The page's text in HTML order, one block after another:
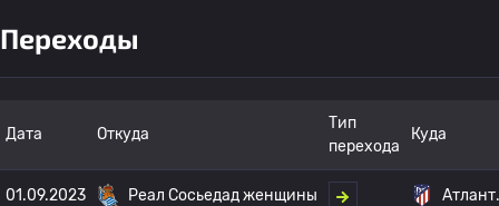
Переходы
Дата Откуда
Тип
перехода
Куда
01.09.2023 Реал Сосьедад женщины